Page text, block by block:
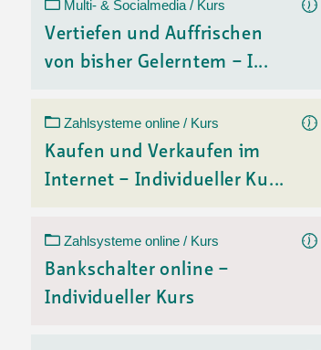
Leitbilder
Weitere Angebote
AGB
Multi- & Socialmedia / Kurs
Vertiefen und Auffrischen
von bisher Gelerntem – I...
Zahlsysteme online / Kurs
Kaufen und Verkaufen im
Internet – Individueller Ku...
Zahlsysteme online / Kurs
Bankschalter online –
Individueller Kurs